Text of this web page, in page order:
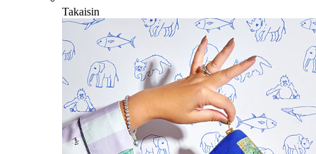
Takaisin